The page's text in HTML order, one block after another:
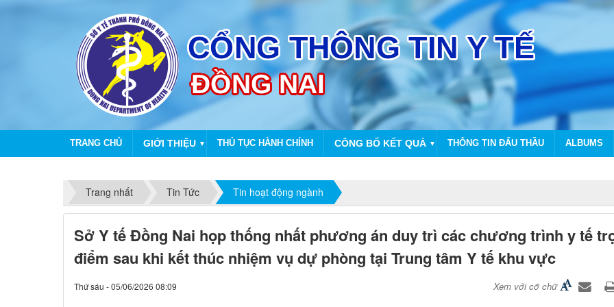
TRANG CHỦ GIỚI THIỆU ▼ THỦ TỤC HÀNH CHÍNH CÔNG BỐ KẾT QUẢ ▼ THÔNG TIN ĐẤU THẦU ALBUMS
Trang nhất Tin Tức Tin hoạt động ngành
Sở Y tế Đồng Nai họp thống nhất phương án duy trì các chương trình y tế
điểm sau khi kết thúc nhiệm vụ dự phòng tại Trung tâm Y tế khu vực
Thứ sáu - 05/06/2026 08:09 Xem với cỡ chữ